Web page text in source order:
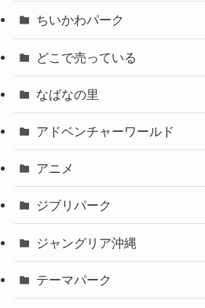
ちいかわパーク
どこで売っている
なばなの里
アドベンチャーワールド
アニメ
ジブリパーク
ジャングリア沖縄
テーマパーク